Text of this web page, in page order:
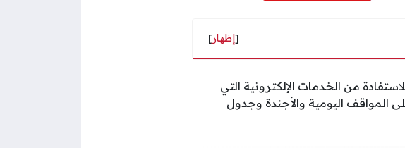
[إظهار]
من الخدمات الإلكترونية التي
المواقف اليومية والأجندة وجدول